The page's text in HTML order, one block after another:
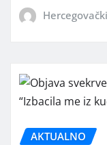
AKTUALNO